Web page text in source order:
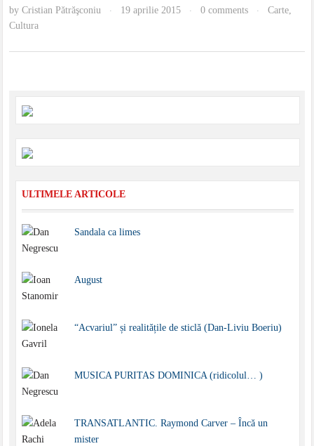
byCristian Pătrăşconiu · 19 aprilie 2015 · 0 comments · Carte
Cultura
ULTIMELE ARTICOLE
Sandala ca limes
August
“Acvariul” și realitățile de sticlă (Dan-Liviu Boeriu)
MUSICA PURITAS DOMINICA (ridicolul… )
TRANSATLANTIC. Raymond Carver – Încă un
mister